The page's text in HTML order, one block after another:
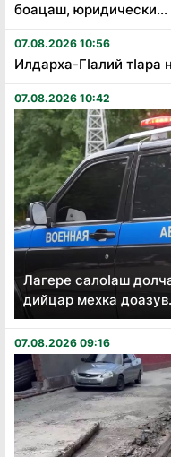
боацаш, юридически...
07.08.2026 10:56
Илдарха-Гӏалий
07.08.2026 10:42
Лагере салоӏаш
дийцар мехка
07.08.2026 09:16